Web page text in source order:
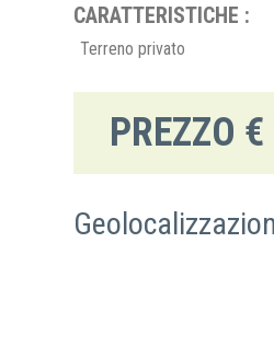
CARATTERISTICHE :
Terreno privato
PREZZO